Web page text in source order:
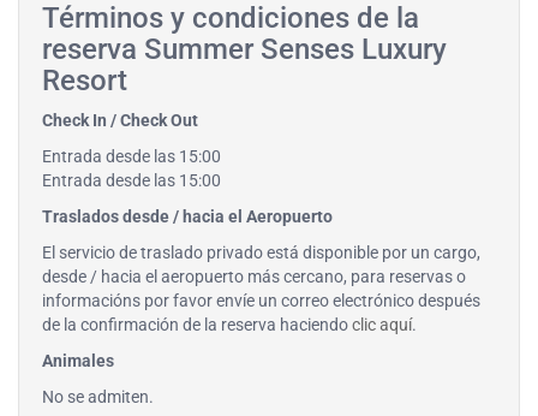
Términos y condiciones de la
reserva Summer Senses Luxury
Resort
Check In / Check Out
Entrada desde las 15:00
Entrada desde las 15:00
Traslados desde / hacia el Aeropuerto
El servicio de traslado privado está disponible por un cargo,
desde / hacia el aeropuerto más cercano, para reservas o
informacións por favor envíe un correo electrónico después
de la confirmación de la reserva haciendoclic aquí.
Animales
No se admiten.